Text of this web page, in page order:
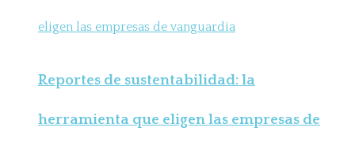
Reportes de sustentabilidad: la
herramienta que eligen las empresas de